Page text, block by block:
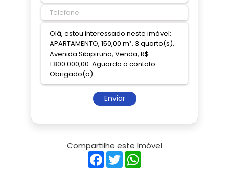
Enviar
Compartilhe este Imóvel
Facebook
Twitter